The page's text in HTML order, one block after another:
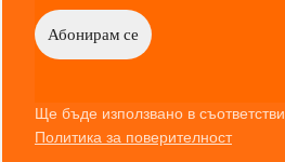
Ще бъде използвано в
Политика за поверителност